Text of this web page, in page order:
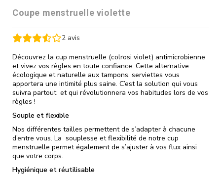
Coupe menstruelle violette
2 avis
Découvrez la cup menstruelle (colrosi violet) antimicrobienne
et vivez vos règles en toute confiance. Cette alternative
écologique et naturelle aux tampons, serviettes vous
apportera une intimité plus saine. C’est la solution qui vous
suivra partout et qui révolutionnera vos habitudes lors de vos
règles !
Souple et flexible
Nos différentes tailles permettent de s’adapter à chacune
d’entre vous. La souplesse et flexibilité de notre cup
menstruelle permet également de s’ajuster à vos flux ainsi
que votre corps.
Hygiénique et réutilisable